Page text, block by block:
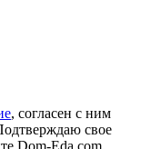
, согласен с ним
свое
Dom-Eda.com.